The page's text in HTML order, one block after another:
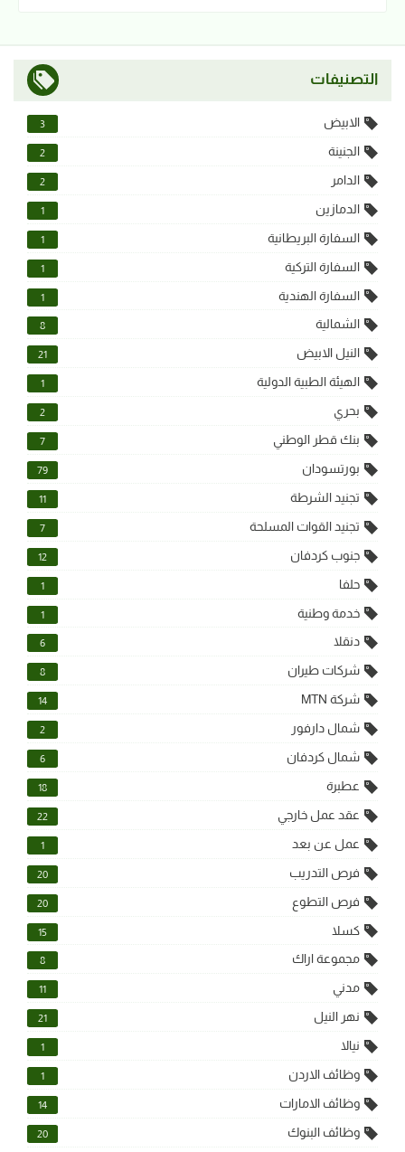
التصنيفات
الابيض 3
الجنينة 2
الدامر 2
الدمازين 1
السفارة البريطانية 1
السفارة التركية 1
السفارة الهندية 1
الشمالية 8
النيل الابيض 21
الهيئة الطبية الدولية 1
بحري 2
بنك قطر الوطني 7
بورتسودان 79
تجنيد الشرطة 11
تجنيد القوات المسلحة 7
جنوب كردفان 12
حلفا 1
خدمة وطنية 1
دنقلا 6
شركات طيران 8
شركة MTN 14
شمال دارفور 2
شمال كردفان 6
عطبرة 18
عقد عمل خارجي 22
عمل عن بعد 1
فرص التدريب 20
فرص التطوع 20
كسلا 15
مجموعة اراك 8
مدني 11
نهر النيل 21
نيالا 1
وظائف الاردن 1
وظائف الامارات 14
وظائف البنوك 20